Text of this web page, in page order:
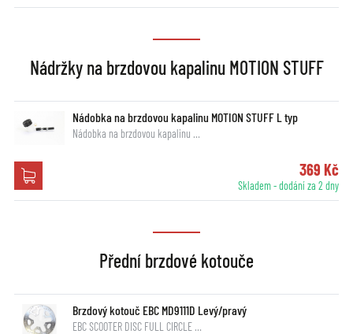
Nádržky na brzdovou kapalinu MOTION STUFF
Nádobka na brzdovou kapalinu MOTION STUFF L typ
Nádobka na brzdovou kapalinu …
369 Kč
Skladem - dodání za 2 dny
Přední brzdové kotouče
Brzdový kotouč EBC MD9111D Levý/pravý
EBC SCOOTER DISC FULL CIRCLE …